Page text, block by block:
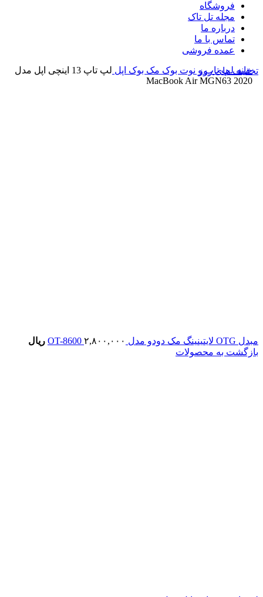
فروشگاه
مجله تل تاک
درباره ما
تماس با ما
عمده‌ فروشی
تخفیف های روز
خانهلپ تاپ و نوت بوک مک بوک اپل
لپ تاپ 13 اینچی اپل مدل
MacBook Air MGN63 2020
مبدل OTG لایتینینگ مک دودو مدل OT-8600 ۲,۸۰۰,۰۰۰
ریال
بازگشت به محصولات